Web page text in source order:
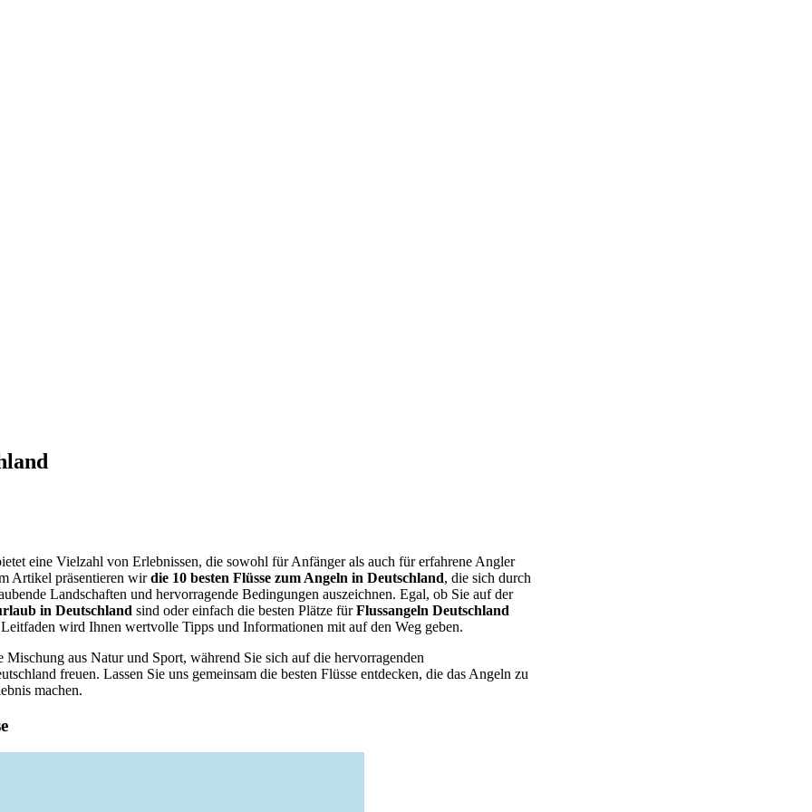
eine Vielzahl von Erlebnissen, die sowohl für Anfänger als auch für erfahrene Angler
Artikel präsentieren wirdie 10 besten Flüsse zum Angeln in Deutschland, die sich durch
Landschaften und hervorragende Bedingungen auszeichnen. Egal, ob Sie auf der
in Deutschland sind oder einfach die besten Plätze fürFlussangeln Deutschland
wird Ihnen wertvolle Tipps und Informationen mit auf den Weg geben.
Mischung aus Natur und Sport, während Sie sich auf die hervorragenden
freuen. Lassen Sie uns gemeinsam die besten Flüsse entdecken, die das Angeln zu
machen.